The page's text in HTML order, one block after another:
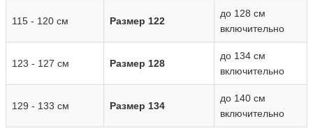
115 - 120 см Размер 122
до 128 см
включительно
123 - 127 см Размер 128
до 134 см
включительно
129 - 133 см Размер 134
до 140 см
включительно